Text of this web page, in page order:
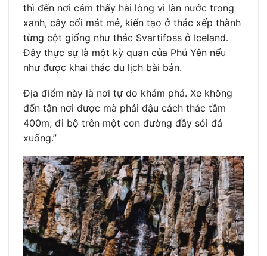
thì đến nơi cảm thấy hài lòng vì làn nước trong
xanh, cây cối mát mẻ, kiến tạo ở thác xếp thành
từng cột giống như thác Svartifoss ở Iceland.
Đây thực sự là một kỳ quan của Phú Yên nếu
như được khai thác du lịch bài bản.
Địa điểm này là nơi tự do khám phá. Xe không
đến tận nơi được mà phải đậu cách thác tầm
400m, đi bộ trên một con đường đầy sỏi đá
xuống.”